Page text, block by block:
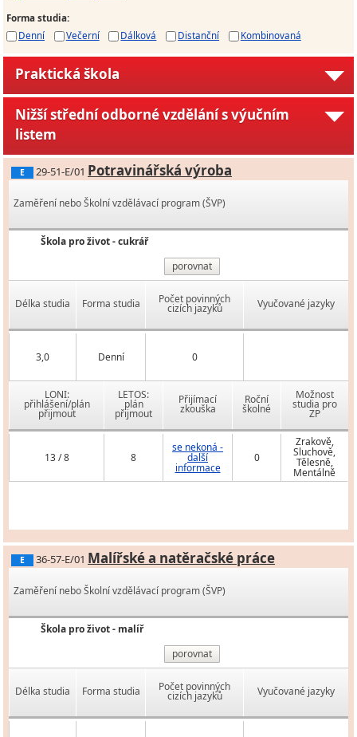
Forma studia:
Denní
Večerní Dálková Distanční Kombinovaná
Praktická škola
Nižší střední odborné vzdělání s výučním
listem
E 29-51-E/01 Potravinářská výroba
Zaměření nebo Školní vzdělávací program (ŠVP)
Škola pro život - cukrář
porovnat
Délka studia Forma studia Počet povinných
cizích jazyků Vyučované jazyky
3,0 Denní 0
LONI:
přihlášení/plán
přijmout
LETOS:
plán
přijmout
Přijímací
zkouška
Roční
školné
Možnost
studia pro
ZP
13 / 8 8
se nekoná -
další
informace
0
Zrakově,
Sluchově,
Tělesně,
Mentálně
E 36-57-E/01 Malířské a natěračské práce
Zaměření nebo Školní vzdělávací program (ŠVP)
Škola pro život - malíř
porovnat
Délka studia Forma studia Počet povinných
cizích jazyků Vyučované jazyky